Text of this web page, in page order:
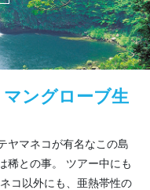
ングローブ生
ヤマネコが有名なこの島
稀との事。 ツアー中にも
コ以外にも、亜熱帯性の